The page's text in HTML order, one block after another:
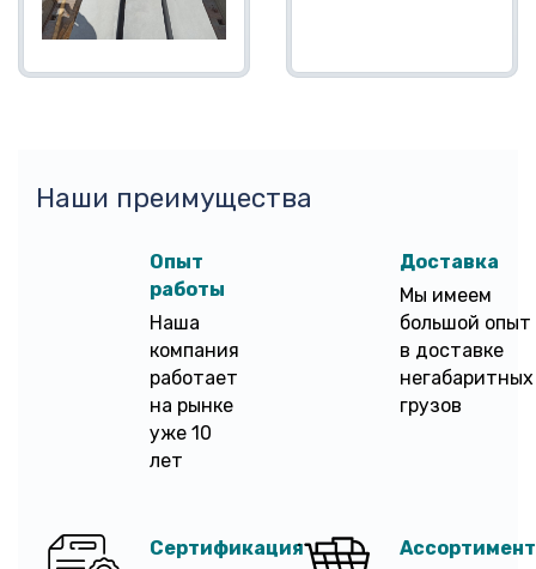
Наши преимущества
Опыт
работы
Наша
компания
работает
на рынке
уже 10
лет
Доставка
Мы имеем
большой опыт
в доставке
негабаритных
грузов
Сертификация
Ассортимент